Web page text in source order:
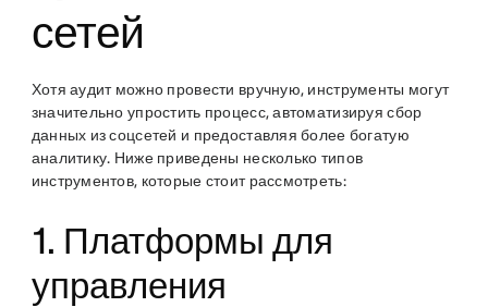
сетей
Хотя аудит можно провести вручную, инструменты могут
значительно упростить процесс, автоматизируя сбор
данных из соцсетей и предоставляя более богатую
аналитику. Ниже приведены несколько типов
инструментов, которые стоит рассмотреть:
1. Платформы для
управления